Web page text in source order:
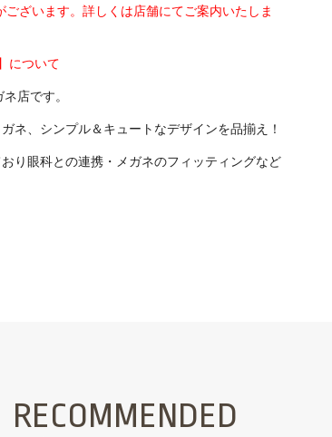
ざいます。詳しくは店舗にてご案内いたしま
について
店です。
ネ、シンプル＆キュートなデザインを品揃え！
り眼科との連携・メガネのフィッティングなど
RECOMMENDED